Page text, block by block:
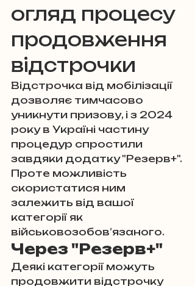
огляд процесу
продовження
відстрочки
Відстрочка від мобілізації
дозволяє тимчасово
уникнути призову, і з 2024
року в Україні частину
процедур спростили
завдяки додатку "Резерв+".
Проте можливість
скористатися ним
залежить від вашої
категорії як
військовозобов’язаного.
Через "Резерв+"
Деякі категорії можуть
продовжити відстрочку